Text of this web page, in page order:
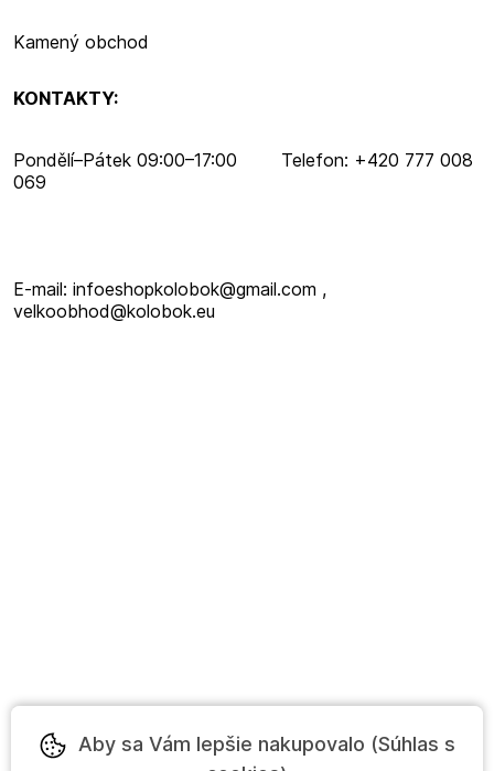
Kamený obchod
KONTAKTY:
Pondělí–​Pátek 09:00–​17:00 Telefon: +420 777 008
069
E-mail: infoeshopkolobok@gmail.com ,
velkoobhod@kolobok.eu
Aby sa Vám lepšie nakupovalo (Súhlas s